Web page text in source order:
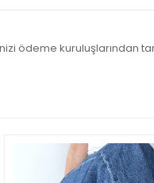
ödeme kuruluşlarından